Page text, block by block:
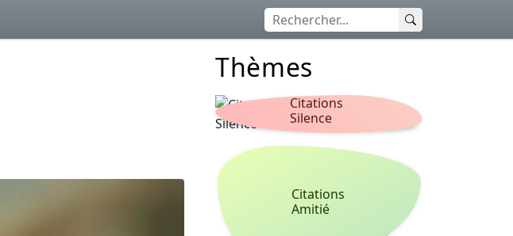
Thèmes
Citations
Silence
Citations
Amitié